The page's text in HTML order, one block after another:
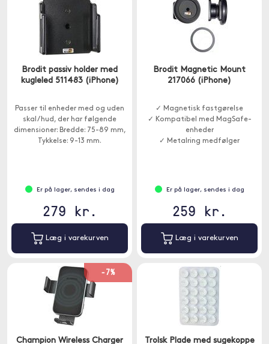
Brodit passiv holder med
kugleled 511483 (iPhone)
Passer til enheder med og uden
skal / hud, der har følgende
dimensioner: Bredde: 75-89 mm,
Tykkelse: 9-13 mm.
Er på lager, sendes i dag
279 kr.
Læg i varekurven
Brodit Magnetic Mount
217066 (iPhone)
✓ Magnetisk fastgørelse
✓ Kompatibel med MagSafe-
enheder
✓ Metalring medfølger
Er på lager, sendes i dag
259 kr.
Læg i varekurven
-7%
Champion Wireless Charger
Trolsk Plade med sugekoppe